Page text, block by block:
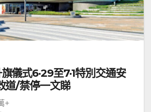
儀式6·29至7·1特別交通安
/禁停一文睇
+